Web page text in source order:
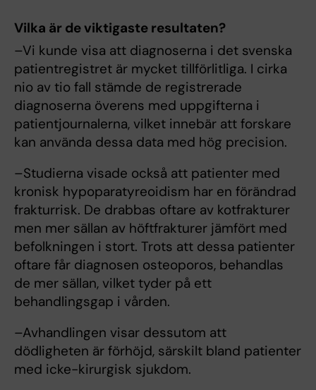
Vilka är de viktigaste resultaten?
–Vi kunde visa att diagnoserna i det svenska
patientregistret är mycket tillförlitliga. I cirka
nio av tio fall stämde de registrerade
diagnoserna överens med uppgifterna i
patientjournalerna, vilket innebär att forskare
kan använda dessa data med hög precision.
–Studierna visade också att patienter med
kronisk hypoparatyreoidism har en förändrad
frakturrisk. De drabbas oftare av kotfrakturer
men mer sällan av höftfrakturer jämfört med
befolkningen i stort. Trots att dessa patienter
oftare får diagnosen osteoporos, behandlas
de mer sällan, vilket tyder på ett
behandlingsgap i vården.
–Avhandlingen visar dessutom att
dödligheten är förhöjd, särskilt bland patienter
med icke-kirurgisk sjukdom.